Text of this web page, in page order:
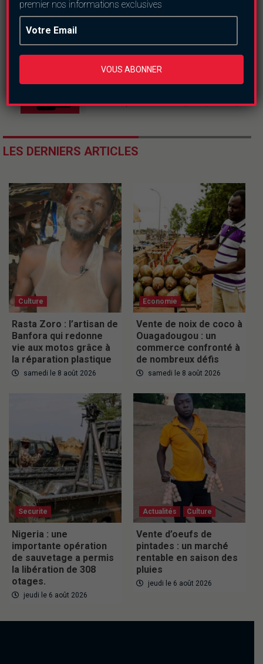
LES DERNIERS ARTICLES
Culture
Rasta Zoro : l’artisan de
Banfora qui redonne
vie aux motos grâce à
la réparation plastique
samedi le 8 août 2026
Economie
Vente de noix de coco à
Ouagadougou : un
commerce confronté à
de nombreux défis
samedi le 8 août 2026
Securite
Nigeria : une
importante opération
de sauvetage a permis
la libération de 308
otages.
jeudi le 6 août 2026
Actualités Culture
Vente d’oeufs de
pintades : un marché
rentable en saison des
pluies
jeudi le 6 août 2026
premier nos informations exclusives
VOUS ABONNER